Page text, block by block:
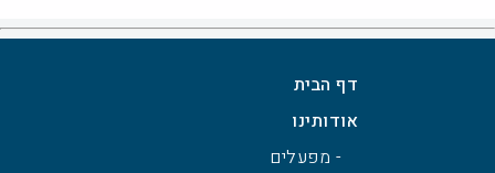
דף הבית
אודותינו
- מפעלים